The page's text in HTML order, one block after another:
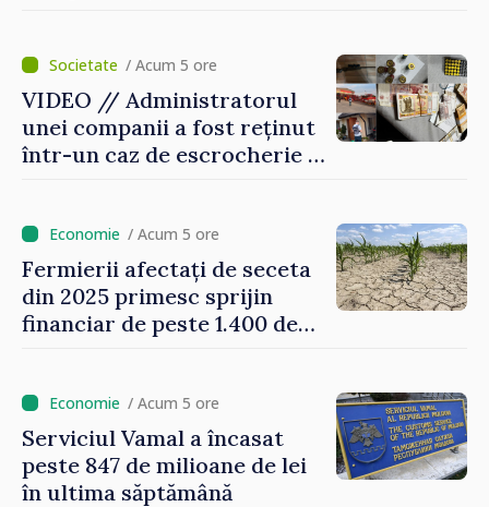
suntem rezistenți și știm să
ne punctăm prioritățile
pentru viitor”
/ Acum 5 ore
VIDEO // Administratorul
unei companii a fost reținut
într-un caz de escrocherie și
domeniul agricol
/ Acum 5 ore
Fermierii afectați de seceta
din 2025 primesc sprijin
financiar de peste 1.400 de
/ Acum 5 ore
Serviciul Vamal a încasat
peste 847 de milioane de lei
în ultima săptămână